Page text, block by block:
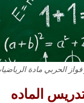
الحربي مادة
الماده